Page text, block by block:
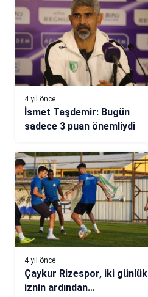
4 yıl önce
İsmet Taşdemir: Bugün
sadece 3 puan önemliydi
4 yıl önce
Çaykur Rizespor, iki günlük
iznin ardından